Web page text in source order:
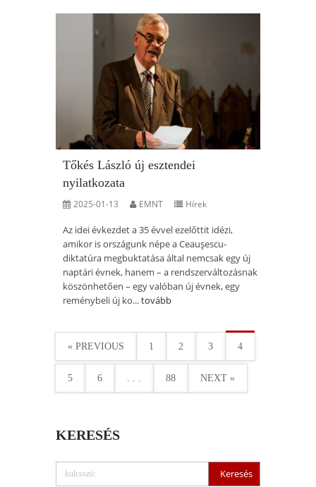
Tőkés László új esztendei
nyilatkozata
2025-01-13 EMNT Hírek
Az idei évkezdet a 35 évvel ezelőttit idézi,
amikor is országunk népe a Ceauşescu-
diktatúra megbuktatása által nemcsak egy új
naptári évnek, hanem – a rendszerváltozásnak
köszönhetően – egy valóban új évnek, egy
reménybeli új ko...tovább
« PREVIOUS 1 2 3 4
5 6 . . . 88 NEXT »
KERESÉS